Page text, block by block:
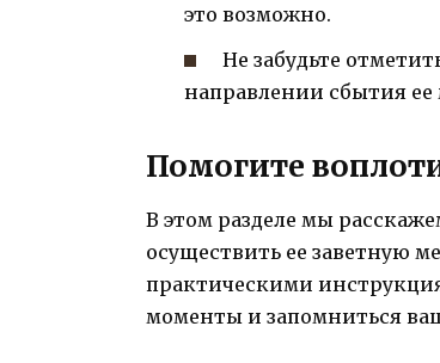
это возможно.
Не забудьте
направлении сбытия ее
Помогите
В этом разделе мы
осуществить ее заветную
практическими
моменты и запомниться